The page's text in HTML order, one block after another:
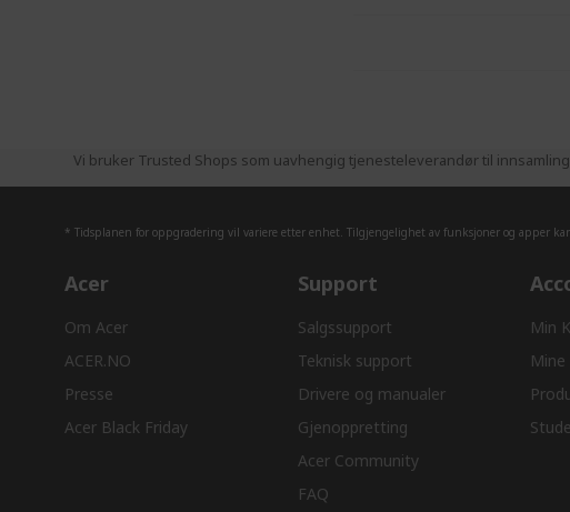
Vi bruker Trusted Shops som uavhengig tjenesteleverandør til
* Tidsplanen for oppgradering vil variere etter enhet. Tilgjengelighet av funksjoner og apper
Acer
Om Acer
ACER.NO
Presse
Acer Black Friday
Support
Salgssupport
Teknisk support
Drivere og manualer
Gjenoppretting
Acer Community
FAQ
Min